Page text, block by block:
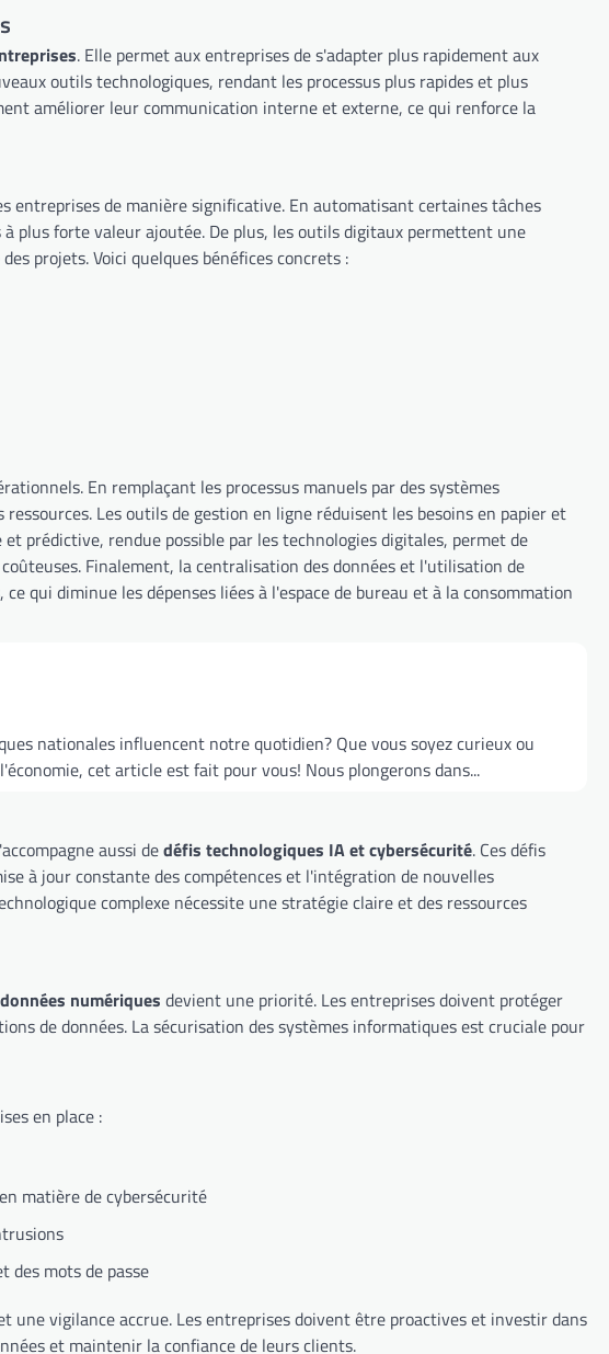
. Elle permet aux entreprises de s'adapter plus rapidement aux
outils technologiques, rendant les processus plus rapides et plus
améliorer leur communication interne et externe, ce qui renforce la
entreprises de manière significative. En automatisant certaines tâches
plus forte valeur ajoutée. De plus, les outils digitaux permettent une
projets. Voici quelques bénéfices concrets :
En remplaçant les processus manuels par des systèmes
Les outils de gestion en ligne réduisent les besoins en papier et
prédictive, rendue possible par les technologies digitales, permet de
Finalement, la centralisation des données et l'utilisation de
qui diminue les dépenses liées à l'espace de bureau et à la consommation
nationales influencent notre quotidien? Que vous soyez curieux ou
cet article est fait pour vous! Nous plongerons dans...
aussi dedéfis technologiques IA et cybersécurité. Ces défis
à jour constante des compétences et l'intégration de nouvelles
complexe nécessite une stratégie claire et des ressources
numériques devient une priorité. Les entreprises doivent protéger
de données. La sécurisation des systèmes informatiques est cruciale pour
en place :
matière de cybersécurité
des mots de passe
vigilance accrue. Les entreprises doivent être proactives et investir dans
et maintenir la confiance de leurs clients.